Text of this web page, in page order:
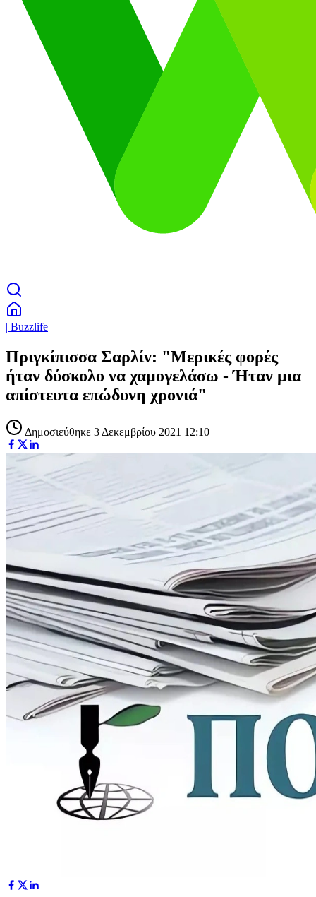
| Buzzlife
Πριγκίπισσα Σαρλίν: "Μερικές φορές
ήταν δύσκολο να χαμογελάσω - Ήταν μια
απίστευτα επώδυνη χρονιά"
Δημοσιεύθηκε 3 Δεκεμβρίου 2021 12:10